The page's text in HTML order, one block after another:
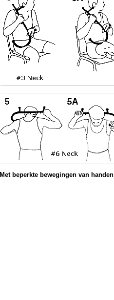
Met beperkte bewegingen van